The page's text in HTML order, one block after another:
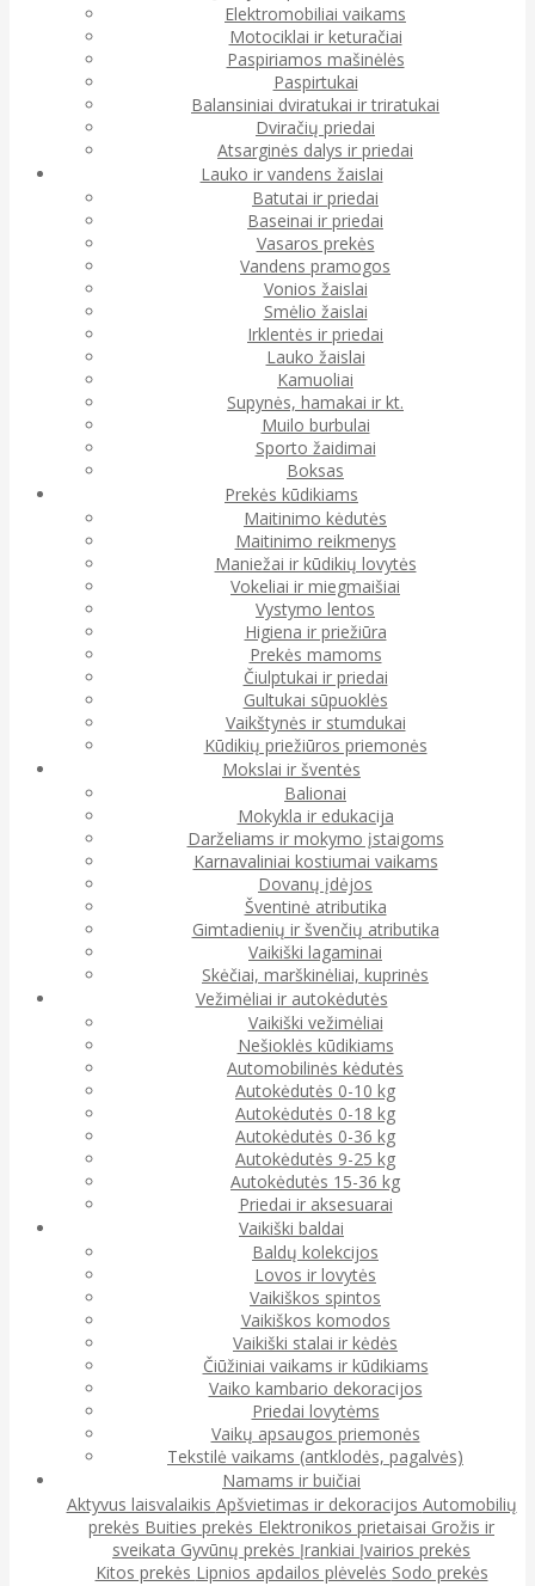
Elektromobiliai vaikams
Motociklai ir keturačiai
Paspiriamos mašinėlės
Paspirtukai
Balansiniai dviratukai ir triratukai
Dviračių priedai
Atsarginės dalys ir priedai
Lauko ir vandens žaislai
Batutai ir priedai
Baseinai ir priedai
Vasaros prekės
Vandens pramogos
Vonios žaislai
Smėlio žaislai
Irklentės ir priedai
Lauko žaislai
Kamuoliai
Supynės, hamakai ir kt.
Muilo burbulai
Sporto žaidimai
Boksas
Prekės kūdikiams
Maitinimo kėdutės
Maitinimo reikmenys
Maniežai ir kūdikių lovytės
Vokeliai ir miegmaišiai
Vystymo lentos
Higiena ir priežiūra
Prekės mamoms
Čiulptukai ir priedai
Gultukai sūpuoklės
Vaikštynės ir stumdukai
Kūdikių priežiūros priemonės
Mokslai ir šventės
Balionai
Mokykla ir edukacija
Darželiams ir mokymo įstaigoms
Karnavaliniai kostiumai vaikams
Dovanų įdėjos
Šventinė atributika
Gimtadienių ir švenčių atributika
Vaikiški lagaminai
Skėčiai, marškinėliai, kuprinės
Vežimėliai ir autokėdutės
Vaikiški vežimėliai
Nešioklės kūdikiams
Automobilinės kėdutės
Autokėdutės 0-10 kg
Autokėdutės 0-18 kg
Autokėdutės 0-36 kg
Autokėdutės 9-25 kg
Autokėdutės 15-36 kg
Priedai ir aksesuarai
Vaikiški baldai
Baldų kolekcijos
Lovos ir lovytės
Vaikiškos spintos
Vaikiškos komodos
Vaikiški stalai ir kėdės
Čiūžiniai vaikams ir kūdikiams
Vaiko kambario dekoracijos
Priedai lovytėms
Vaikų apsaugos priemonės
Tekstilė vaikams (antklodės, pagalvės)
Namams ir buičiai
Aktyvus laisvalaikis Apšvietimas ir dekoracijos Automobilių
prekės Buities prekės Elektronikos prietaisai Grožis ir
sveikata Gyvūnų prekės Įrankiai Įvairios prekės
Kitos prekės Lipnios apdailos plėvelės Sodo prekės